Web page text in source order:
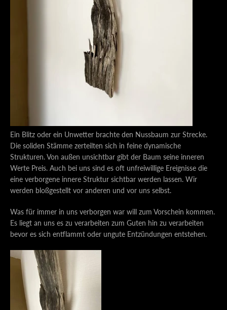
SEARCH
AGAIN
Ein Blitz oder ein Unwetter brachte den Nussbaum zur Strecke.
Die soliden Stämme zerteilten sich in feine dynamische
Strukturen. Von außen unsichtbar gibt der Baum seine inneren
Werte Preis. Auch bei uns sind es oft unfreiwillige Ereignisse die
eine verborgene innere Struktur sichtbar werden lassen. Wir
werden bloßgestellt vor anderen und vor uns selbst.
Was für immer in uns verborgen war will zum Vorschein kommen.
Es liegt an uns es zu verarbeiten zum Guten hin zu verarbeiten
bevor es sich entflammt oder ungute Entzündungen entstehen.